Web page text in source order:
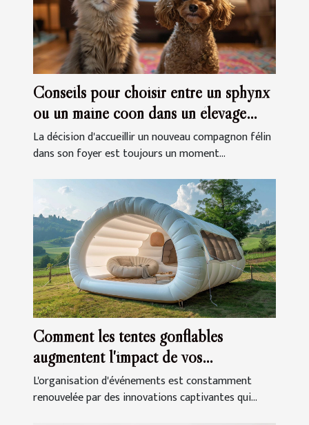
Conseils pour choisir entre un sphynx
ou un maine coon dans un élevage
familial
La décision d'accueillir un nouveau compagnon félin
dans son foyer est toujours un moment...
Comment les tentes gonflables
augmentent l'impact de vos
événements
L'organisation d'événements est constamment
renouvelée par des innovations captivantes qui...